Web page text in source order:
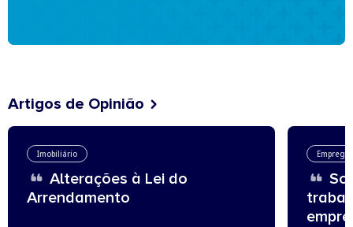
Artigos de Opinião
Imobiliário
Alterações à Lei do
Arrendamento
Emprego